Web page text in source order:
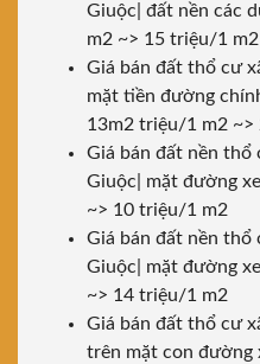
Giuộc| đất nền các
m2 ~> 15 triệu/1 m2
Giá bán đất thổ cư
mặt tiền đường
13m2 triệu/1 m2
Giá bán đất nền thổ
Giuộc| mặt đường
~> 10 triệu/1 m2
Giá bán đất nền thổ
Giuộc| mặt đường
~> 14 triệu/1 m2
Giá bán đất thổ cư
trên mặt con đường